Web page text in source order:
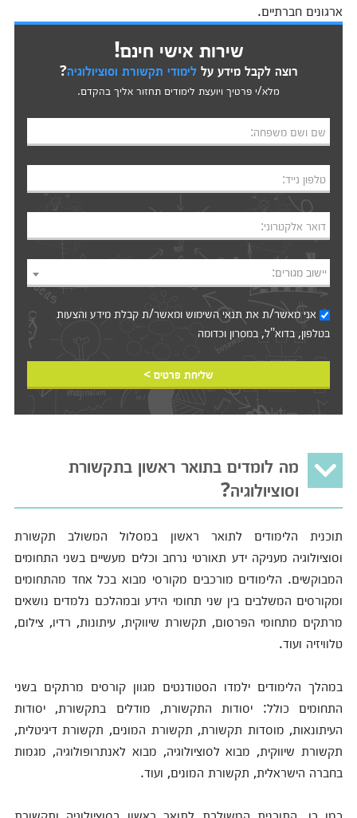
ארגונים חברתיים.
שירות אישי חינם!
רוצה לקבל מידע עללימודי תקשורת וסוציולוגיה?
מלא/י פרטיך ויועצת לימודים תחזור אליך בהקדם.
שם ושם משפחה:
טלפון נייד:
דואר אלקטרוני:
יישוב מגורים:
אני מאשר/ת אתתנאי השימושומאשר/ת קבלת מידע והצעות
בטלפון, בדוא"ל, במסרון וכדומה‎‎
שליחת פרטים >
מה לומדים בתואר ראשון בתקשורת
וסוציולוגיה?
תוכנית הלימודים לתואר ראשון במסלול המשולב תקשורת
וסוציולוגיה מעניקה ידע תאורטי נרחב וכלים מעשיים בשני התחומים
המבוקשים. הלימודים מורכבים מקורסי מבוא בכל אחד מהתחומים
ומקורסים המשלבים בין שני תחומי הידע ובמהלכם נלמדים נושאים
מרתקים מתחומי הפרסום, תקשורת שיווקית, עיתונות, רדיו, צילום,
טלוויזיה ועוד.
במהלך הלימודים ילמדו הסטודנטים מגוון קורסים מרתקים בשני
התחומים כולל: יסודות התקשורת, מודלים בתקשורת, יסודות
העיתונאות, מוסדות תקשורת, תקשורת המונים, תקשורת דיגיטלית,
תקשורת שיווקית, מבוא לסוציולוגיה, מבוא לאנתרופולוגיה, מגמות
בחברה הישראלית, תקשורת המונים, ועוד.